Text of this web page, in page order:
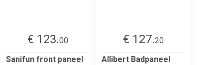
€ 123.00
Sanifun front paneel
€ 127.20
Allibert Badpaneel